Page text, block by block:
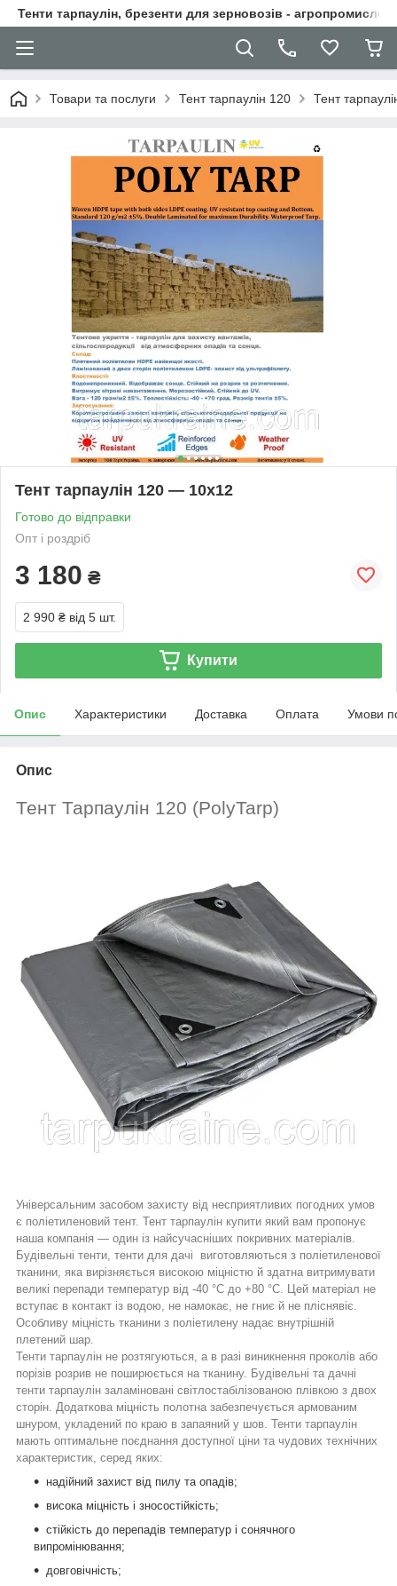
Тенти тарпаулін, брезенти для зерновозів -
Товари та послуги Тент тарпаулін 120 Тент
Тент тарпаулін 120 — 10х12
Готово до відправки
Опт і роздріб
3 180 ₴
2 990 ₴ від 5 шт.
Купити
Опис Характеристики Доставка Оплата Умови
Опис
Тент Тарпаулін 120 (PolyTarp)
Універсальним засобом захисту від несприятливих погодних умов
є поліетиленовий тент. Тент тарпаулін купити який вам пропонує
наша компанія — один із найсучасніших покривних матеріалів.
Будівельні тенти, тенти для дачі виготовляються з поліетиленової
тканини, яка вирізняється високою міцністю й здатна витримувати
великі перепади температур від -40 °C до +80 °C. Цей матеріал не
вступає в контакт із водою, не намокає, не гниє й не пліснявіє.
Особливу міцність тканини з поліетилену надає внутрішній
плетений шар.
Тенти тарпаулін не розтягуються, а в разі виникнення проколів або
порізів розрив не поширюється на тканину. Будівельні та дачні
тенти тарпаулін заламіновані світлостабілізованою плівкою з двох
сторін. Додаткова міцність полотна забезпечується армованим
шнуром, укладений по краю в запаяний у шов. Тенти тарпаулін
мають оптимальне поєднання доступної ціни та чудових технічних
характеристик, серед яких:
надійний захист від пилу та опадів;
висока міцність і зносостійкість;
стійкість до перепадів температур і сонячного
випромінювання;
довговічність;